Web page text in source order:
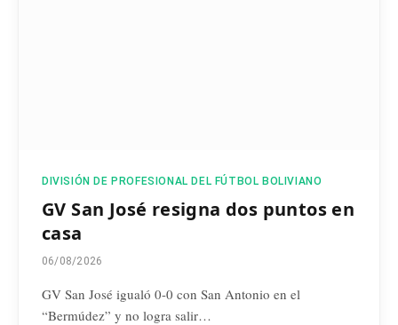
DIVISIÓN DE PROFESIONAL DEL FÚTBOL BOLIVIANO
GV San José resigna dos puntos en
casa
06/08/2026
GV San José igualó 0-0 con San Antonio en el
“Bermúdez” y no logra salir…